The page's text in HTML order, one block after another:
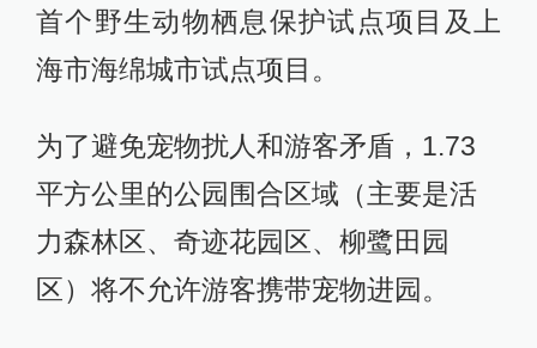
首个野生动物栖息保护试点项目及上
海市海绵城市试点项目。
为了避免宠物扰人和游客矛盾，1.73
平方公里的公园围合区域（主要是活
力森林区、奇迹花园区、柳鹭田园
区）将不允许游客携带宠物进园。